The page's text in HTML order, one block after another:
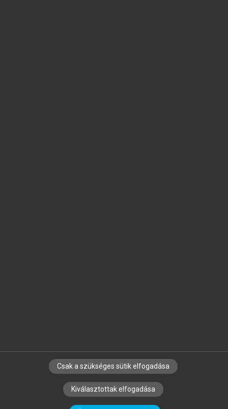
SZERZŐKNEK CÉGEKNEK KÖNYVTÁROSOKNAK
SZERKESZTÉSI ÉS LEKTORÁLÁSI ALAPELVEK
Csak a szükséges sütik elfogadása
Kiválasztottak elfogadása